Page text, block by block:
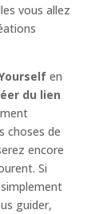
vous allez
en
du lien
choses de
encore
Si
guider,